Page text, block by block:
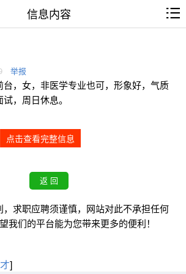
信息内容
举报
台，女，非医学专业也可，形象好，气质
，周日休息。
点击查看完整信息
求职应聘须谨慎，网站对此不承担任何
我们的平台能为您带来更多的便利！
]